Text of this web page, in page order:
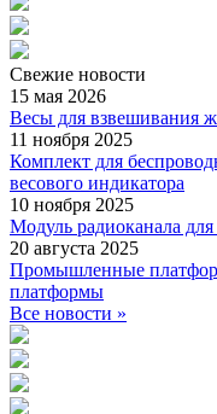
Свежие новости
15 мая 2026
Весы для взвешивания
11 ноября 2025
Комплект для
весового индикатора
10 ноября 2025
Модуль радиоканала
20 августа 2025
Промышленные
платформы
Все новости »